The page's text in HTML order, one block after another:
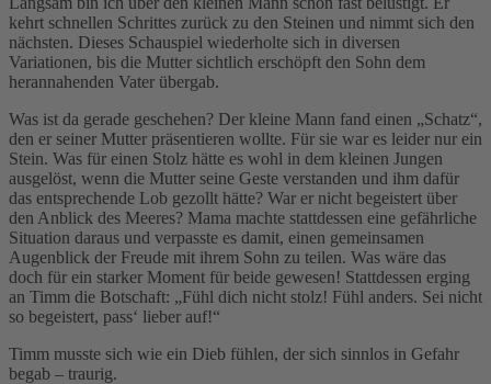
kehrt schnellen Schrittes zurück zu den Steinen und nimmt sich den
nächsten. Dieses Schauspiel wiederholte sich in diversen
Variationen, bis die Mutter sichtlich erschöpft den Sohn dem
herannahenden Vater übergab.
Was ist da gerade geschehen? Der kleine Mann fand einen „Schatz“,
den er seiner Mutter präsentieren wollte. Für sie war es leider nur ein
Stein. Was für einen Stolz hätte es wohl in dem kleinen Jungen
ausgelöst, wenn die Mutter seine Geste verstanden und ihm dafür
das entsprechende Lob gezollt hätte? War er nicht begeistert über
den Anblick des Meeres? Mama machte stattdessen eine gefährliche
Situation daraus und verpasste es damit, einen gemeinsamen
Augenblick der Freude mit ihrem Sohn zu teilen. Was wäre das
doch für ein starker Moment für beide gewesen! Stattdessen erging
an Timm die Botschaft: „Fühl dich nicht stolz! Fühl anders. Sei nicht
so begeistert, pass‘ lieber auf!“
Timm musste sich wie ein Dieb fühlen, der sich sinnlos in Gefahr
begab – traurig.